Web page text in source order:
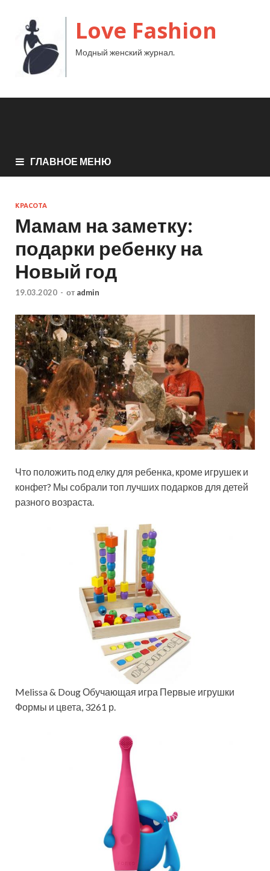
Love Fashion
Модный женский журнал.
ГЛАВНОЕ МЕНЮ
КРАСОТА
Мамам на заметку:
подарки ребенку на
Новый год
19.03.2020 - от admin
Что положить под елку для ребенка, кроме игрушек и
конфет? Мы собрали топ лучших подарков для детей
разного возраста.
Melissa & Doug Обучающая игра Первые игрушки
Формы и цвета, 3261 р.